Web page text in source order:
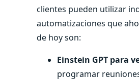
clientes pueden utilizar
automatizaciones que
de hoy son:
Einstein GPT para
programar